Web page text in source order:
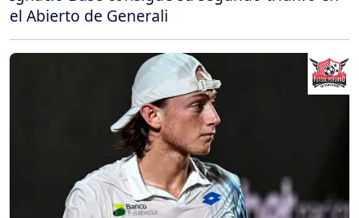
el Abierto de Generali